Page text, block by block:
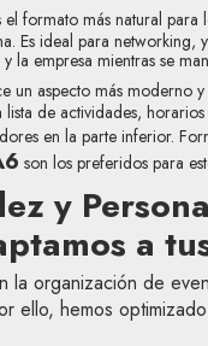
el formato más natural para
Es ideal para networking,
la empresa mientras se
un aspecto más moderno
lista de actividades,
en la parte inferior.
son los preferidos para
y
a
la organización de
ello, hemos